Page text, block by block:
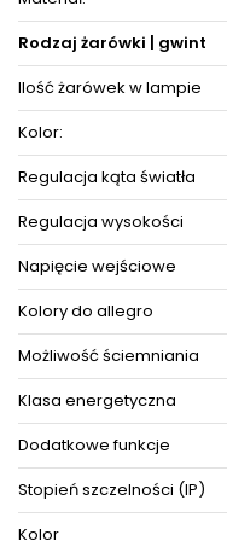
Szerokość: 19 cm x 35,4
Głębokość montażowa:
Regulacja kąta światła: tak
Rozmiar otworu do
Stopień szczelności: IP20
Źródła światła (brak w
max 75W (łącznie 150W)
Oprawa dostosowana
energetycznych od
mocy.
Produkt posiada
GWARANCJĄ
Zestaw zawiera
do złożenia sprzętu.
ZOBACZ PODOBNE
Rodzaj żarówki | gwint
Ilość żarówek w lampie
Kolor:
Regulacja kąta światła
Regulacja wysokości
Napięcie wejściowe
Kolory do allegro
Możliwość ściemniania
Klasa energetyczna
Dodatkowe funkcje
Stopień szczelności (IP)
Kolor